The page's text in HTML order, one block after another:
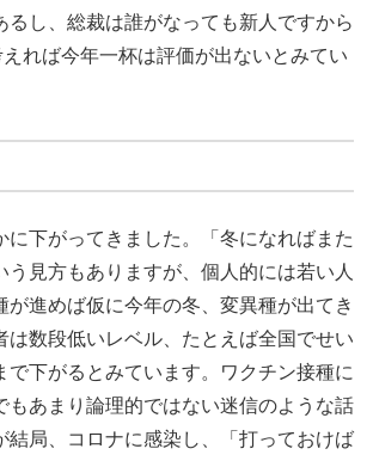
るし、総裁は誰がなっても新人ですから
れば今年一杯は評価が出ないとみてい
に下がってきました。「冬になればまた
う見方もありますが、個人的には若い人
が進めば仮に今年の冬、変異種が出てき
は数段低いレベル、たとえば全国でせい
で下がるとみています。ワクチン接種に
もあまり論理的ではない迷信のような話
結局、コロナに感染し、「打っておけば